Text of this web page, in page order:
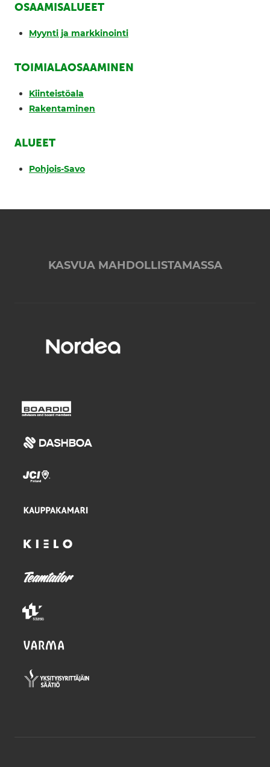
OSAAMISALUEET
Myynti ja markkinointi
TOIMIALAOSAAMINEN
Kiinteistöala
Rakentaminen
ALUEET
Pohjois-Savo
KASVUA MAHDOLLISTAMASSA